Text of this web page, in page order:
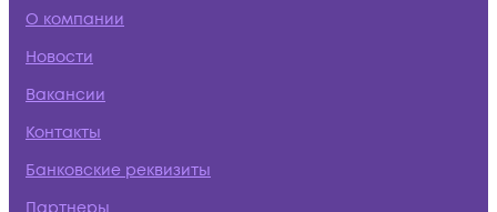
О компании
Новости
Вакансии
Контакты
Банковские реквизиты